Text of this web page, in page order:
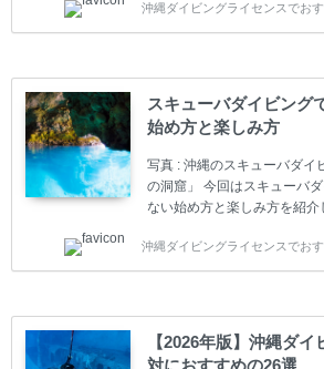
す。 ダイビングのライセン
育機関もしくは指導団体が
ダイバーの育成・指導や安
動をしています。 ダイビン
トリーレベルのライセンスか
スまでランク分けされていま
体)によってライセンスカー
容に違いがありま...
沖縄ダイビングライセンスでお
スキューバダイビング
始め方と楽しみ方
写真 : 沖縄のスキューバダイ
の洞窟」 今回はスキューバ
ない始め方と楽しみ方を紹
やまだ始めて間もない初心
スキューバダイビングの始
ててしまうと、せっかく楽
ダイビングが台無しになり
うかもしれません。 又、ス
沖縄ダイビングライセンスでお
【2026年版】沖縄ダ
対におすすめの26選